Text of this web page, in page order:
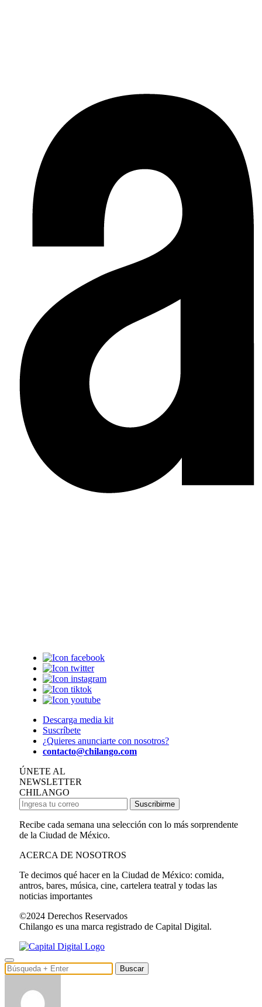
Descarga media kit
Suscríbete
¿Quieres anunciarte con nosotros?
contacto@chilango.com
ÚNETE AL
NEWSLETTER
CHILANGO
Suscribirme
Recibe cada semana una selección con lo más sorprendente
de la Ciudad de México.
ACERCA DE NOSOTROS
Te decimos qué hacer en la Ciudad de México: comida,
antros, bares, música, cine, cartelera teatral y todas las
noticias importantes
©2024 Derechos Reservados
Chilango es una marca registrado de Capital Digital.
Buscar